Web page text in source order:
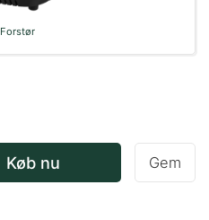
Forstør
Køb nu Gem